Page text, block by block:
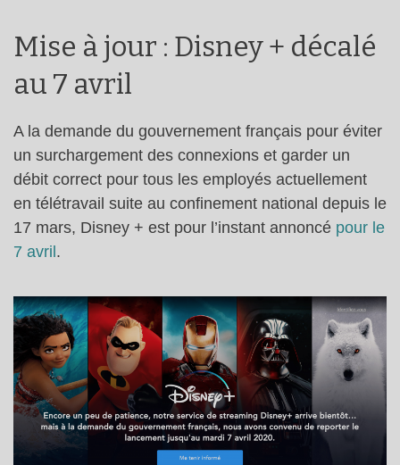
Mise à jour : Disney + décalé
au 7 avril
A la demande du gouvernement français pour éviter
un surchargement des connexions et garder un
débit correct pour tous les employés actuellement
en télétravail suite au confinement national depuis le
17 mars, Disney + est pour l’instant annoncé pour le
7 avril.